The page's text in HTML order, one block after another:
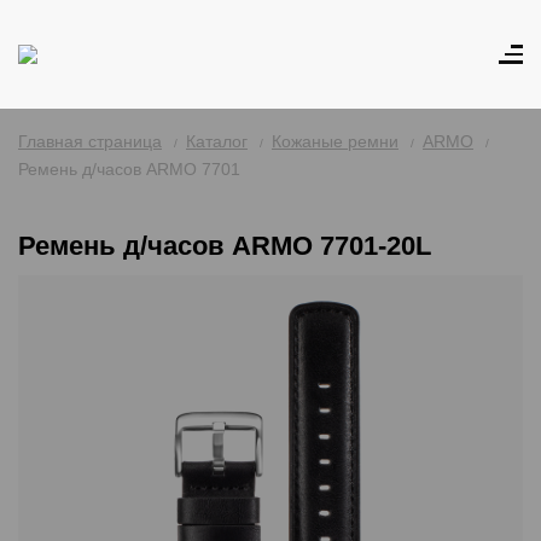
Главная страница Каталог Кожаные ремни
ARMO
Ремень д/часов ARMO 7701
Ремень д/часов ARMO 7701-20L